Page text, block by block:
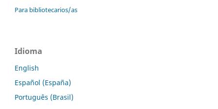
Para bibliotecarios/as
Idioma
English
Español (España)
Português (Brasil)